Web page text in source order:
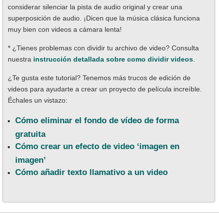
considerar silenciar la pista de audio original y crear una
superposición de audio. ¡Dicen que la música clásica funciona
muy bien con videos a cámara lenta!
* ¿Tienes problemas con dividir tu archivo de video? Consulta
nuestra instrucción detallada sobre como dividir videos.
¿Te gusta este tutorial? Tenemos más trucos de edición de
videos para ayudarte a crear un proyecto de película increíble.
Échales un vistazo:
Cómo eliminar el fondo de vídeo de forma
gratuita
Cómo crear un efecto de video ‘imagen en
imagen’
Cómo añadir texto llamativo a un video